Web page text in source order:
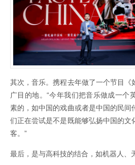
其次，音乐。携程去年做了一个节目《
广目的地。“今年我们把音乐做成一个
素的，如中国的戏曲或者是中国的民间
们正在尝试是不是既能够弘扬中国的文
客。”
最后，是与高科技的结合，如机器人、